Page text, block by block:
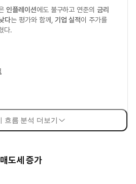
인플레이션에도 불구하고 연준의 금리
다는 평가와 함께,기업 실적이 주가를
다.
흐름 분석 더보기
도세 증가